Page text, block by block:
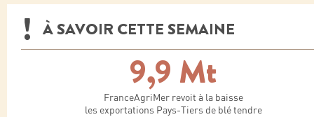
À SAVOIR CETTE SEMAINE
9,9 Mt
FranceAgriMer revoit à la baisse
les exportations Pays-Tiers de blé tendre